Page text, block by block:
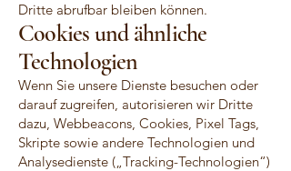
Dritte abrufbar bleiben können.
Cookies und ähnliche
Technologien
Wenn Sie unsere Dienste besuchen oder
darauf zugreifen, autorisieren wir Dritte
dazu, Webbeacons, Cookies, Pixel Tags,
Skripte sowie andere Technologien und
Analysedienste („Tracking-Technologien“)